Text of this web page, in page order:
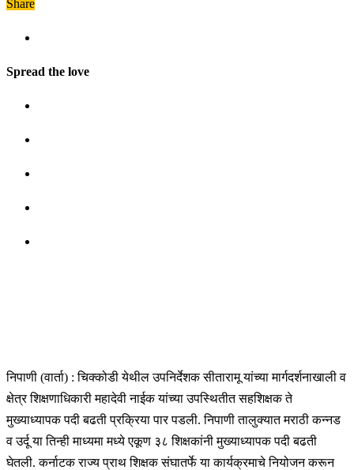
Share
Spread the love
निपाणी (वार्ता) : चिक्कोडी येथील उपनिर्देशक सीतारामू यांच्या मार्गदर्शनाखाली व
क्षेत्र शिक्षणाधिकारी महादेवी नाईक यांच्या उपस्थितीत सहशिक्षक ते
मुख्याध्यापक पदी बढती प्रक्रिया पार पडली. निपाणी तालुक्यात मराठी कन्नड
व उर्दू या तिन्ही माध्यमा मध्ये एकूण ३८ शिक्षकांनी मुख्याध्यापक पदी बढती
घेतली. कर्नाटक राज्य प्राथ शिक्षक संघातर्फे या कार्यक्रमाचे नियोजन करून